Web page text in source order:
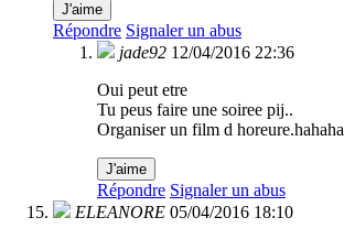
J'aime
Répondre Signaler un abus
jade92 12/04/2016 22:36
Oui peut etre
Tu peus faire une soiree pij..
Organiser un film d horeure.hahaha
J'aime
Répondre Signaler un abus
ELEANORE 05/04/2016 18:10